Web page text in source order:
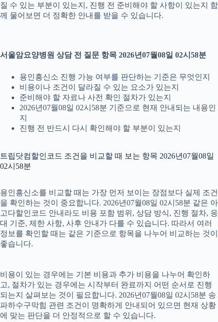
질 수 있는 부분이 있는지, 진행 전 준비해야 할 사항이 있는지 함
께 물어보면 더 정확한 안내를 받을 수 있습니다.
서울암요양병원 상담 전 질문 항목 2026년07월08일 02시58분
용인흥신소 진행 가능 여부를 판단하는 기준은 무엇인지
비용이나 조건이 달라질 수 있는 요소가 있는지
준비해야 할 자료나 사전 확인 절차가 있는지
2026년07월08일 02시58분 기준으로 현재 안내되는 내용인
지
진행 전 반드시 다시 확인해야 할 부분이 있는지
트립닷컴할인코드 조건을 비교할 때 보는 항목 2026년07월08일
02시58분
용인흥신소를 비교할 때는 가장 먼저 보이는 장점보다 실제 조건
을 확인하는 것이 중요합니다. 2026년07월08일 02시58분 같은 아
고다할인코드 안내라도 비용 포함 범위, 상담 방식, 진행 절차, 응
대 기준, 제한 사항, 사후 안내가 다를 수 있습니다. 따라서 여러
정보를 확인할 때는 같은 기준으로 항목을 나누어 비교하는 것이
좋습니다.
비용이 있는 경우에는 기본 비용과 추가 비용을 나누어 확인하
고, 절차가 있는 경우에는 시작부터 완료까지 어떤 순서로 진행
되는지 살펴보는 것이 필요합니다. 2026년07월08일 02시58분 송
파하수구막힘 관련 조건이 명확하게 안내되어 있으면 현재 상황
에 맞는 판단을 더 안정적으로 할 수 있습니다.